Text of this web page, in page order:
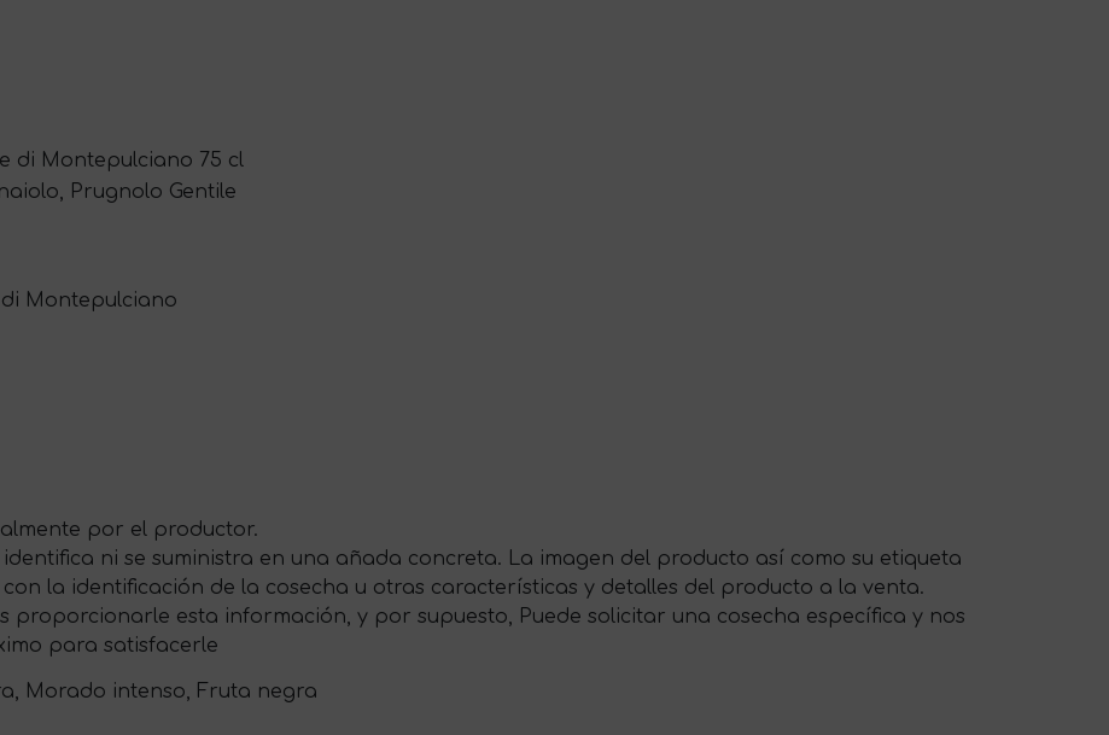
di Montepulciano 75 cl
Prugnolo Gentile
di Montepulciano
por el productor.
ni se suministra en una añada concreta. La imagen del producto así como su etiqueta
la identificación de la cosecha u otras características y detalles del producto a la venta.
proporcionarle esta información, y por supuesto, Puede solicitar una cosecha específica y nos
para satisfacerle
Morado intenso, Fruta negra